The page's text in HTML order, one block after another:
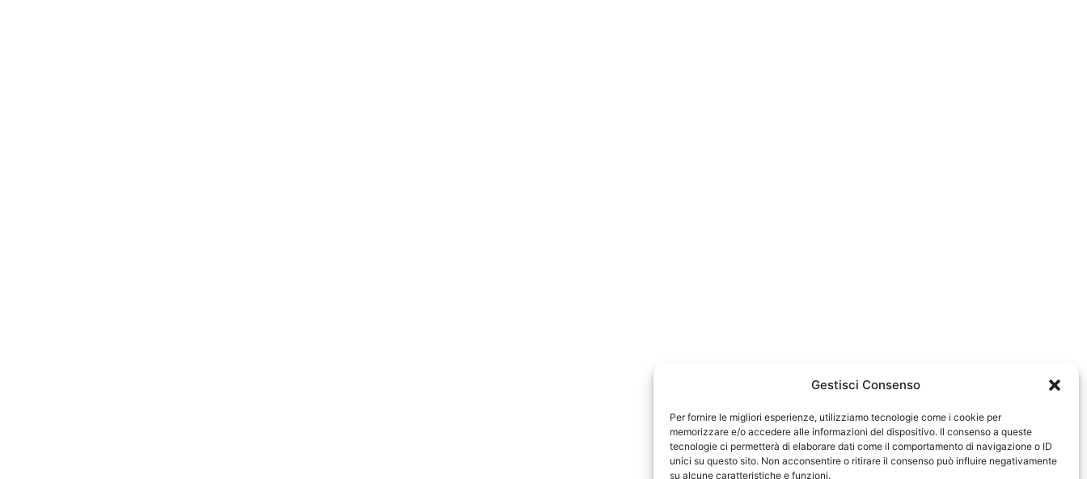
Gestisci Consenso
Per fornire le migliori esperienze, utilizziamo tecnologie come i cookie per
memorizzare e/o accedere alle informazioni del dispositivo. Il consenso a queste
tecnologie ci permetterà di elaborare dati come il comportamento di navigazione o ID
unici su questo sito. Non acconsentire o ritirare il consenso può influire negativamente
su alcune caratteristiche e funzioni.